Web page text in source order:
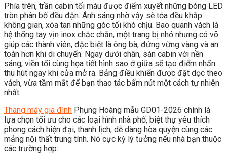
Phía trên, trần cabin tối màu được điểm xuyết những bóng LED
tròn phân bố đều đặn. Ánh sáng nhờ vậy sẽ tỏa đều khắp
không gian, xóa tan những góc tối khó chịu. Bao quanh vách là
hệ thống tay vịn inox chắc chắn, một trang bị nhỏ nhưng có võ
giúp các thành viên, đặc biệt là ông bà, đứng vững vàng và an
toàn hơn khi di chuyển. Ngay dưới chân, sàn cabin với nền
sáng, viền tối cùng họa tiết hình sao ở giữa sẽ tạo điểm nhấn
thu hút ngay khi cửa mở ra. Bảng điều khiển được đặt dọc theo
vách, vừa tầm mắt để bạn thao tác bấm nút một cách tự nhiên
nhất.
Thang máy gia đình Phụng Hoàng mẫu GD01-2026 chính là
lựa chọn tối ưu cho các loại hình nhà phố, biệt thự yêu thích
phong cách hiện đại, thanh lịch, dễ dàng hòa quyện cùng các
mảng nội thất trung tính. Nó cực kỳ lý tưởng nếu nhà bạn thuộc
các trường hợp: